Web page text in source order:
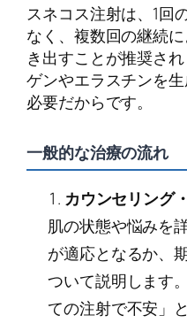
スネコス注射は、1回
なく、複数回の継続
き出すことが推奨さ
ゲンやエラスチンを
必要だからです。
一般的な治療の流れ
カウンセリング
肌の状態や悩みを
が適応となるか、
ついて説明します
ての注射で不安」